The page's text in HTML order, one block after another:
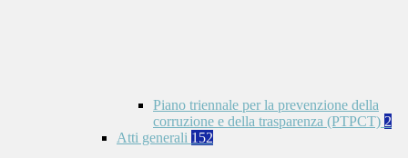
Piano triennale per la prevenzione della
corruzione e della trasparenza (PTPCT) 2
Atti generali 152